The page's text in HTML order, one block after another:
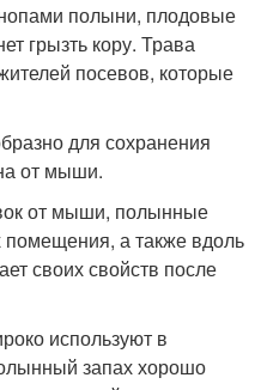
полыни, плодовые
грызть кору. Трава
посевов, которые
для сохранения
от мыши.
от мыши, полынные
помещения, а также вдоль
своих свойств после
используют в
запах хорошо